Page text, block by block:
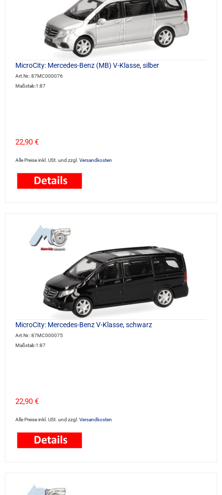
MicroCity: Mercedes-Benz (MB) V-Klasse, silber
Art.Nr.: 87MC000076
Maßstab:1:87
22,90 €
Alle Preise inkl. USt. und zzgl. Versandkosten
MicroCity: Mercedes-Benz V-Klasse, schwarz
Art.Nr.: 87MC000075
Maßstab:1:87
22,90 €
Alle Preise inkl. USt. und zzgl. Versandkosten